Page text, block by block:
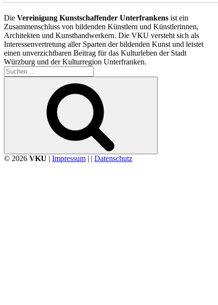
Die Vereinigung Kunstschaffender Unterfrankens ist ein
Zusammenschluss von bildenden Künstlern und Künstlerinnen,
Architekten und Kunsthandwerkern. Die VKU versteht sich als
Interessenvertretung aller Sparten der bildenden Kunst und leistet
einen unverzichtbaren Beitrag für das Kulturleben der Stadt
Würzburg und der Kulturregion Unterfranken.
Suchen
nach:
© 2026 VKU | Impressum | | Datenschutz